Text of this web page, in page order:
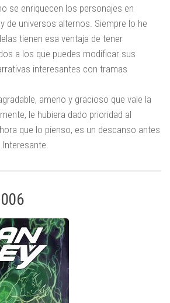
se enriquecen los personajes en
de universos alternos. Siempre lo he
tienen esa ventaja de tener
a los que puedes modificar sus
interesantes con tramas
ameno y gracioso que vale la
le hubiera dado prioridad al
que lo pienso, es un descanso antes
Interesante.